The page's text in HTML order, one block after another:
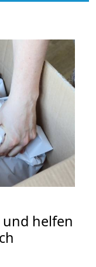
helfen